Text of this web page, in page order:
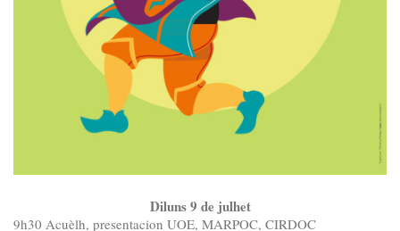
Diluns 9 de julhet
9h30 Acuèlh, presentacion UOE, MARPOC, CIRDOC